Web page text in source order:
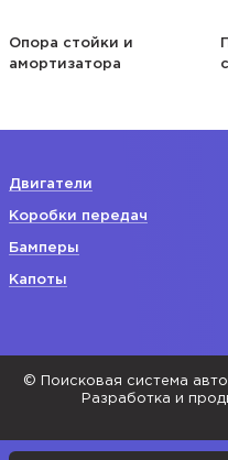
Опора стойки и
амортизатора
Двигатели
Коробки передач
Бамперы
Капоты
© Поисковая система
Разработка и